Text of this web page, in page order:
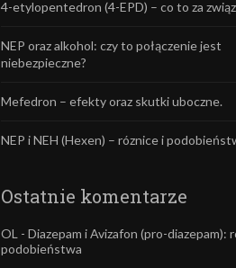
4-etylopentedron (4-EPD) – co to za
NEP oraz alkohol: czy to połączenie jest
niebezpieczne?
Mefedron – efekty oraz skutki uboczne.
NEP i NEH (Hexen) – róznice i
Ostatnie komentarze
OL - Diazepam i Avizafon (pro-diazepam):
podobieństwa